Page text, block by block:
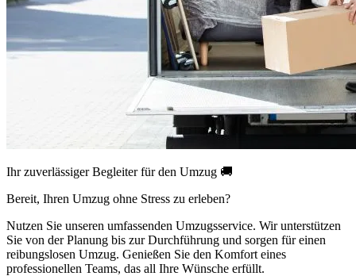
Ihr zuverlässiger Begleiter für den Umzug 🚚
Bereit, Ihren Umzug ohne Stress zu erleben?
Nutzen Sie unseren umfassenden Umzugsservice. Wir unterstützen
Sie von der Planung bis zur Durchführung und sorgen für einen
reibungslosen Umzug. Genießen Sie den Komfort eines
professionellen Teams, das all Ihre Wünsche erfüllt.